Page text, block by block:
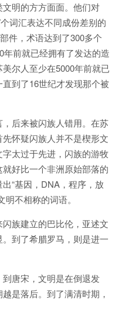
明的方方面面。他们对
词汇表达不同成份差别的
件，术语达到了300多个
前就已经拥有了发达的造
尔人至少在5000年前就已
到了16世纪才发现那个被
后来被闪族人错用。在苏
怀疑闪族人并不是楔形文
太过于先进，闪族的游牧
好比一个非洲原始部落的
“基因，DNA，程序，放
不相称的词语。
族建立的巴比伦，亚述文
到了希腊罗马，则是进一
唐宋，文明是在倒退发
是落后。到了满清时期，